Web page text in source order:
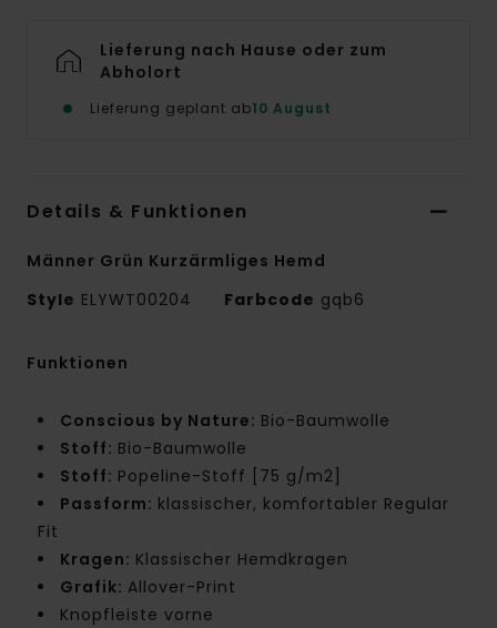
Lieferung nach Hause oder zum
Abholort
Lieferung geplant ab10 August
Details & Funktionen
Männer Grün Kurzärmliges Hemd
Style ELYWT00204 Farbcode gqb6
Funktionen
Conscious by Nature: Bio-Baumwolle
Stoff: Bio-Baumwolle
Stoff: Popeline-Stoff [75 g/m2]
Passform: klassischer, komfortabler Regular
Fit
Kragen: Klassischer Hemdkragen
Grafik: Allover-Print
Knopfleiste vorne